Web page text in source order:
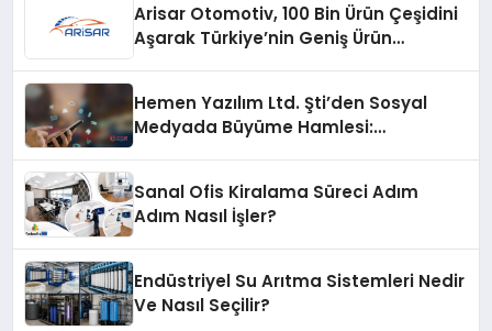
Arisar Otomotiv, 100 Bin Ürün Çeşidini
Aşarak Türkiye’nin Geniş Ürün
Hemen Yazılım Ltd. Şti’den Sosyal
Medyada Büyüme Hamlesi:
Sanal Ofis Kiralama Süreci Adım
Adım Nasıl İşler?
Endüstriyel Su Arıtma Sistemleri Nedir
Ve Nasıl Seçilir?